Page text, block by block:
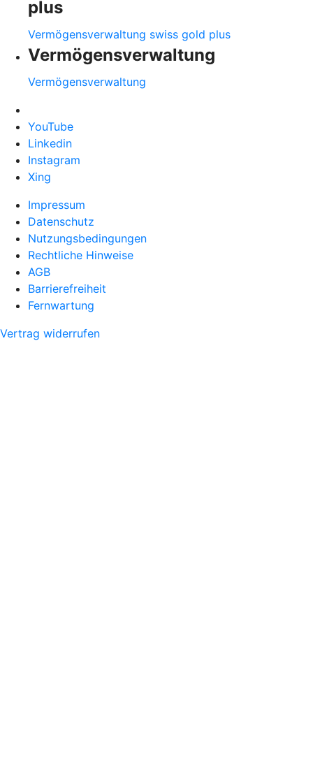
plus
Vermögensverwaltung swiss gold plus
Vermögensverwaltung
Vermögensverwaltung
YouTube
Linkedin
Instagram
Xing
Impressum
Datenschutz
Nutzungsbedingungen
Rechtliche Hinweise
AGB
Barrierefreiheit
Fernwartung
Vertrag widerrufen